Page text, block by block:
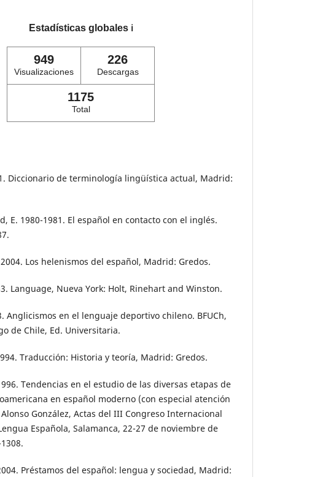
Estadísticas globales ℹ️
949
Visualizaciones
226
Descargas
1175
Total
Diccionario de terminología lingüística actual, Madrid:
E. 1980-1981. El español en contacto con el inglés.
Los helenismos del español, Madrid: Gredos.
Language, Nueva York: Holt, Rinehart and Winston.
Anglicismos en el lenguaje deportivo chileno. BFUCh,
de Chile, Ed. Universitaria.
Traducción: Historia y teoría, Madrid: Gredos.
Tendencias en el estudio de las diversas etapas de
en español moderno (con especial atención
González, Actas del III Congreso Internacional
Española, Salamanca, 22-27 de noviembre de
Préstamos del español: lengua y sociedad, Madrid: